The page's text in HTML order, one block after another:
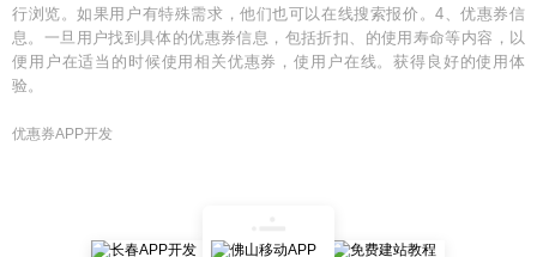
行浏览。如果用户有特殊需求，他们也可以在线搜索报价。4、优惠券信
息。一旦用户找到具体的优惠券信息，包括折扣、的使用寿命等内容，以
便用户在适当的时候使用相关优惠券，使用户在线。获得良好的使用体
验。
优惠券APP开发